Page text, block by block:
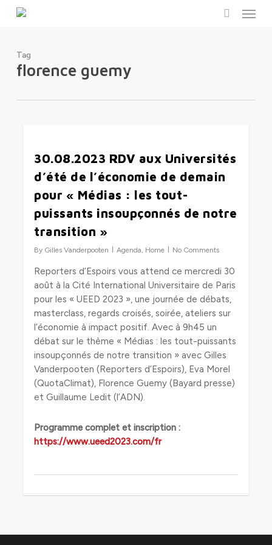
Menu
Tag
florence guemy
30.08.2023 RDV aux Universités
d’été de l’économie de demain
pour « Médias : les tout-
puissants insoupçonnés de notre
transition »
By Gilles Vanderpooten Agenda, Home No Comments
Reporters d’Espoirs vous attend ce mercredi 30
août à la Cité International Universitaire de Paris
pour les « UEED 2023 », une journée de débats,
masterclass, regards croisés, soirée, ateliers sur
l’économie à impact positif. Avec à 9h45 un
débat sur le thème « Médias : les tout-puissants
insoupçonnés de notre transition » avec Gilles
Vanderpooten (Reporters d’Espoirs), Eva Morel
(QuotaClimat), Florence Guemy (Bayard presse)
et Guillaume Ledit (l’ADN).
Programme complet et inscription :
https://www.ueed2023.com/fr